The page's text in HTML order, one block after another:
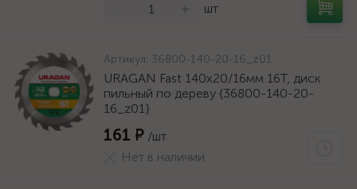
+ шт
Артикул: 36800-140-20-16_z01
URAGAN Fast 140x20/16мм 16Т, диск
пильный по дереву {36800-140-20-
16_z01}
161 ₽ /шт
Нет в наличии